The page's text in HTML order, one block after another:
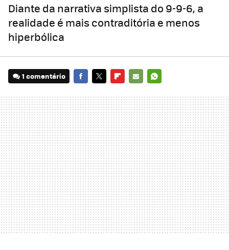
Diante da narrativa simplista do 9-9-6, a
realidade é mais contraditória e menos
hiperbólica
1 comentário
MAIL